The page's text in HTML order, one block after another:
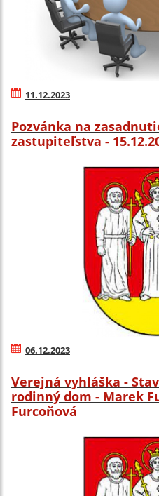
11.12.2023
Pozvánka na
zastupiteľstva -
06.12.2023
Verejná vyhláška -
rodinný dom - Marek
Furcoňová